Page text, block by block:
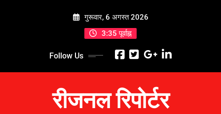
गुरूवार, 6 अगस्त 2026
3:35 पूर्वाह्न
Follow Us
रीजनल रिपोर्टर